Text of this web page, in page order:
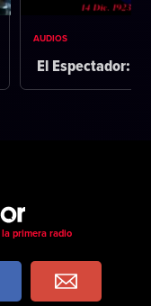
AUDIOS
El Espectador:
la primera radio